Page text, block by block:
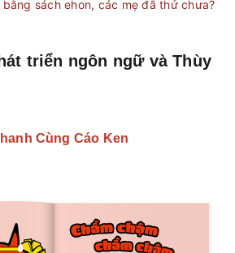
sách ehon, các mẹ đã thử chưa?
triển ngôn ngữ và Thùy
Cùng Cáo Ken